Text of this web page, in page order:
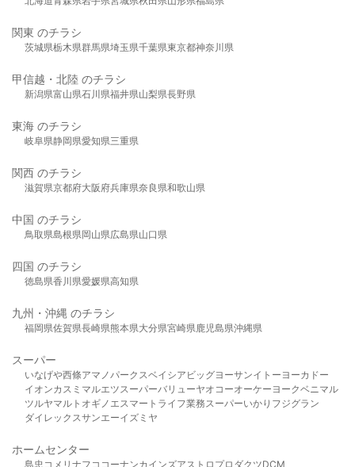
関東 のチラシ
茨城県栃木県群馬県埼玉県千葉県東京都神奈川県
甲信越・北陸 のチラシ
新潟県富山県石川県福井県山梨県長野県
東海 のチラシ
岐阜県静岡県愛知県三重県
関西 のチラシ
滋賀県京都府大阪府兵庫県奈良県和歌山県
中国 のチラシ
鳥取県島根県岡山県広島県山口県
四国 のチラシ
徳島県香川県愛媛県高知県
九州・沖縄 のチラシ
福岡県佐賀県長崎県熊本県大分県宮崎県鹿児島県沖縄県
スーパー
いなげや西條アマノパークスベイシア ビッグヨーサンイトーヨーカドー
イオンカスミ マルエツスーパーバリューヤオコーオーケー ヨークベニマル
ツルヤマルト オギノ エスマート ライフ業務スーパーいかり フジグラン
ダイレックスサンエーイズミヤ
ホームセンター
島忠 コメリ ナフコ コーナンカインズアストロプロダクツDCM